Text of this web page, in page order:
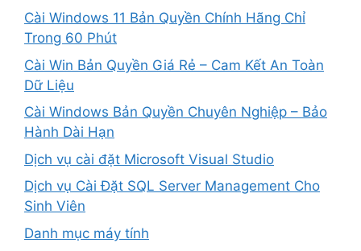
Cài Windows 11 Bản Quyền Chính Hãng Chỉ
Trong 60 Phút
Cài Win Bản Quyền Giá Rẻ – Cam Kết An Toàn
Dữ Liệu
Cài Windows Bản Quyền Chuyên Nghiệp – Bảo
Hành Dài Hạn
Dịch vụ cài đặt Microsoft Visual Studio
Dịch vụ Cài Đặt SQL Server Management Cho
Sinh Viên
Danh mục máy tính